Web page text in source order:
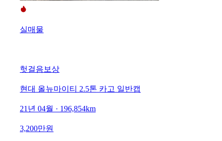
실매물
헛걸음보상
현대 올뉴마이티 2.5톤 카고 일반캡
21년 04월 · 196,854km
3,200만원